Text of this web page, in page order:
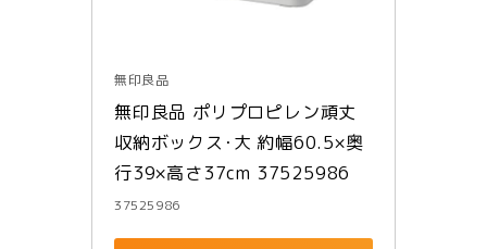
無印良品
無印良品 ポリプロピレン頑丈
収納ボックス･大 約幅60.5×奥
行39×高さ37cm 37525986
37525986